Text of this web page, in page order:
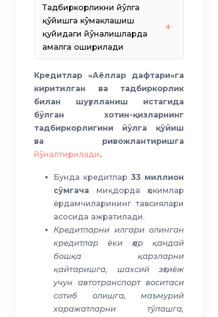
Тадбиркорликни йўлга
қўйишга кўмаклашиш
қуйидаги йўналишларда
амалга оширилади
Халқ банки
мактаби
Тадбиркор аёл
Ҳунарманд
Аёллар дафтари
Кредитлар «Аёллар дафтари»га
киритилган ва тадбиркорлик
билан шуғулланиш истагида
бўлган хотин-қизларнинг
тадбиркорлигини йўлга қўйиш
ва ривожлантиришга
йўналтирилади.
Бунда кредитлар 33 миллион
сўмгача миқдорда ҳокимлар
ёрдамчиларининг тавсиялари
асосида ажратилади.
Кредитларни илгари олинган
кредитлар ёки ҳар қандай
бошқа қарзларни
қайтаришга, шахсий эҳтиёж
учун автотранспорт воситаси
сотиб олишга, маъмурий
харажатларни тўлашга,